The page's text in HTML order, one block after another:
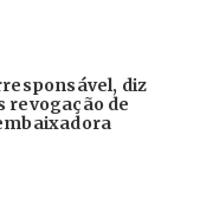
diz
revogação de